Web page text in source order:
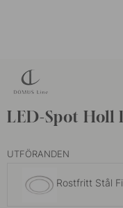
LED-Spot Holl
UTFÖRANDEN
Rostfritt Stål